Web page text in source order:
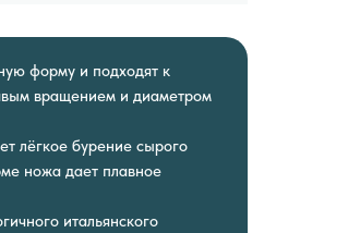
форму и подходят к
вращением и диаметром
лёгкое бурение сырого
ножа дает плавное
итальянского